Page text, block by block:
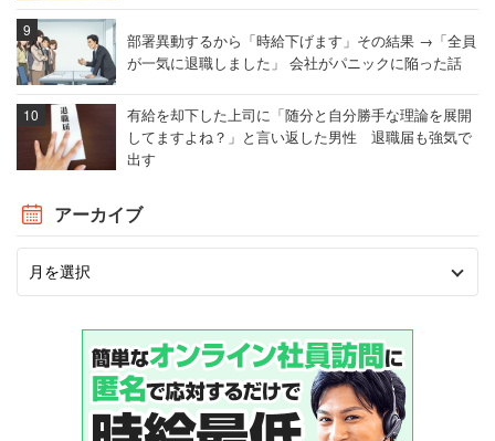
部署異動するから「時給下げます」その結果 →「全員
が一気に退職しました」 会社がパニックに陥った話
有給を却下した上司に「随分と自分勝手な理論を展開
してますよね？」と言い返した男性 退職届も強気で
出す
アーカイブ